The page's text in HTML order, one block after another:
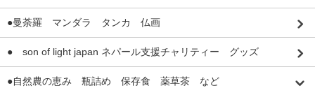
●曼荼羅 マンダラ タンカ 仏画
● son of light japan ネパール支援チャリティー グッズ
●自然農の恵み 瓶詰め 保存食 薬草茶 など